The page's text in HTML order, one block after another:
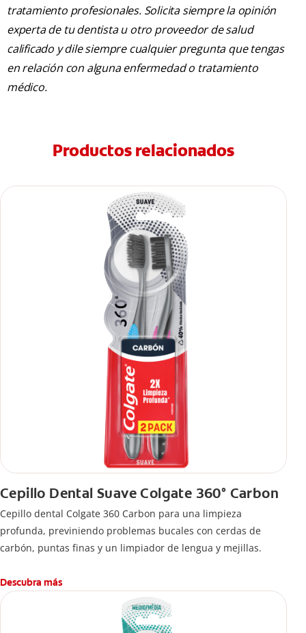
tratamiento profesionales. Solicita siempre la opinión
experta de tu dentista u otro proveedor de salud
calificado y dile siempre cualquier pregunta que tengas
en relación con alguna enfermedad o tratamiento
médico.
Productos relacionados
Cepillo Dental Suave Colgate 360° Carbon
Cepillo dental Colgate 360 ​​Carbon para una limpieza
profunda, previniendo problemas bucales con cerdas de
carbón, puntas finas y un limpiador de lengua y mejillas.
Descubra más